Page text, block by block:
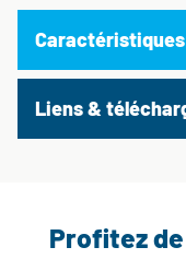
Caractéristiques
Liens &
Profitez